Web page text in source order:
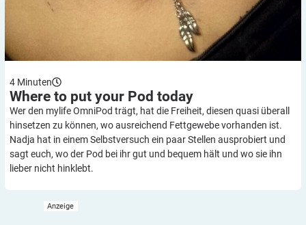
4 Minuten
Where to put your Pod today
Wer den mylife OmniPod trägt, hat die Freiheit, diesen quasi überall
hinsetzen zu können, wo ausreichend Fettgewebe vorhanden ist.
Nadja hat in einem Selbstversuch ein paar Stellen ausprobiert und
sagt euch, wo der Pod bei ihr gut und bequem hält und wo sie ihn
lieber nicht hinklebt.